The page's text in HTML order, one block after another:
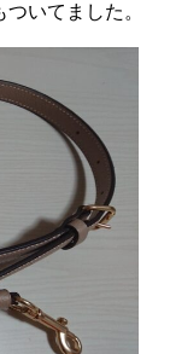
いてました。